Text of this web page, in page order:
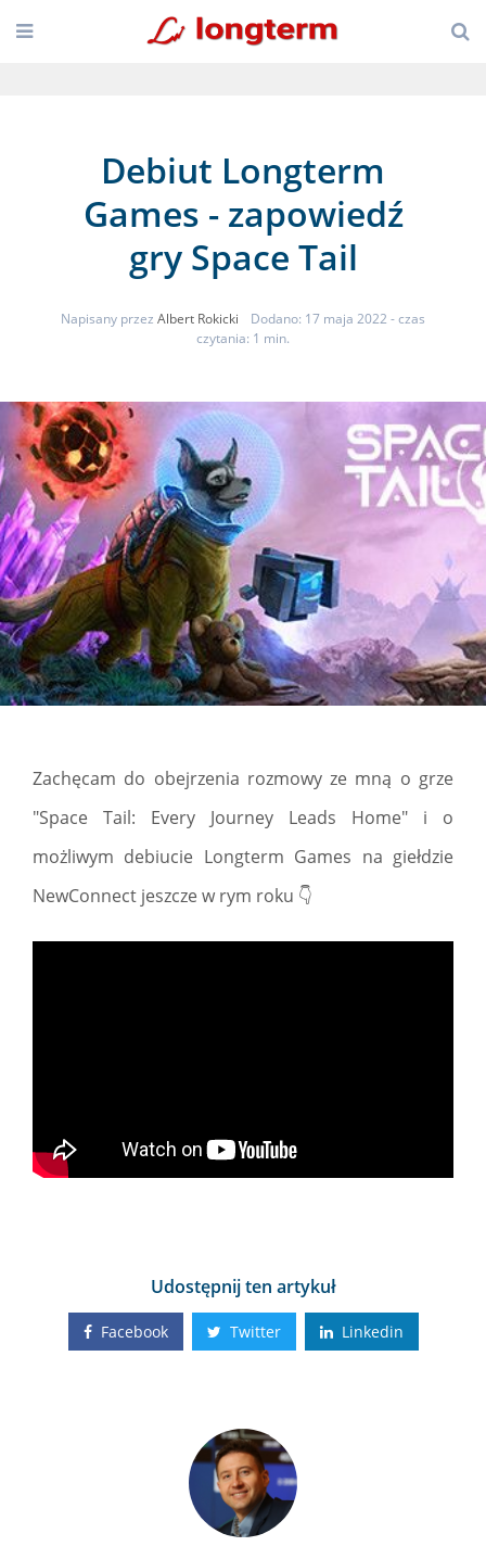
Debiut Longterm
Games - zapowiedź
gry Space Tail
Napisany przez Albert Rokicki Dodano: 17 maja 2022 - czas
czytania: 1 min.
Zachęcam do obejrzenia rozmowy ze mną o grze
"Space Tail: Every Journey Leads Home" i o
możliwym debiucie Longterm Games na giełdzie
NewConnect jeszcze w rym roku 👇
Udostępnij ten artykuł
Facebook Twitter Linkedin